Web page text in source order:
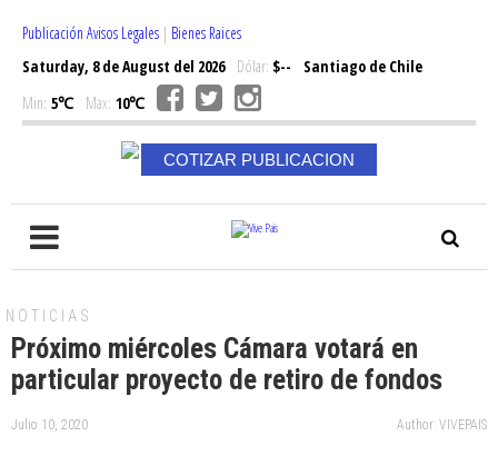
Publicación Avisos Legales | Bienes Raices
Saturday, 8 de August del 2026Dólar: $--
Santiago de Chile
Min: 5℃ Max: 10℃
COTIZAR PUBLICACION
NOTICIAS
Próximo miércoles Cámara votará en
particular proyecto de retiro de fondos
Julio 10, 2020 Author: VIVEPAIS